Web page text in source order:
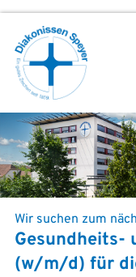
Wir suchen zum
Gesundheits-
(w/m/d) für